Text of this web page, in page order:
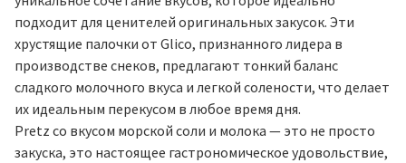
подходит для ценителей оригинальных закусок. Эти
хрустящие палочки от Glico, признанного лидера в
производстве снеков, предлагают тонкий баланс
сладкого молочного вкуса и легкой солености, что делает
их идеальным перекусом в любое время дня.
Pretz со вкусом морской соли и молока — это не просто
закуска, это настоящее гастрономическое удовольствие,